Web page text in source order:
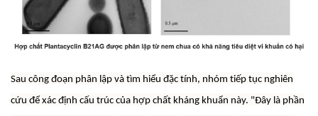
Sau công đoạn phân lập và tìm hiểu đặc tính, nhóm tiếp tục nghiên
cứu để xác định cấu trúc của hợp chất kháng khuẩn này. "Đây là phần